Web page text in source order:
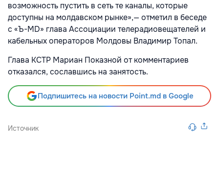
возможность пустить в сеть те каналы, которые
доступны на молдавском рынке»,— отметил в беседе
с «Ъ-MD» глава Ассоциации телерадиовещателей и
кабельных операторов Молдовы Владимир Топал.
Глава КСТР Мариан Показной от комментариев
отказался, сославшись на занятость.
Подпишитесь на новости Point.md в Google
Источник